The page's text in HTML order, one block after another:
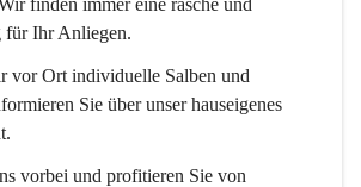
finden immer eine rasche und
für Ihr Anliegen.
vor Ort individuelle Salben und
Sie über unser hauseigenes
vorbei und profitieren Sie von